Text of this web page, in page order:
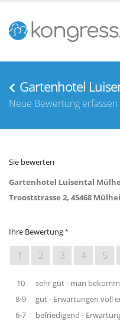
Gartenhotel
Neue Bewertung erfassen
Sie bewerten
Gartenhotel Luisental
Trooststrasse 2, 45468
Ihre Bewertung
1 2 3 4 5
10
sehr gut - man
8-9
gut - Erwartungen voll
6-7
befriedigend -